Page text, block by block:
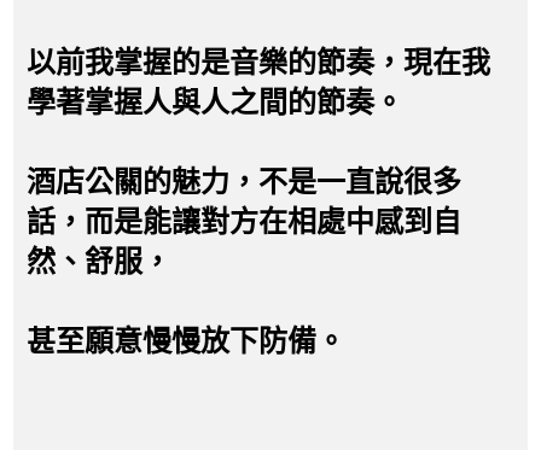
以前我掌握的是音樂的節奏，現在我
學著掌握人與人之間的節奏。
酒店公關的魅力，不是一直說很多
話，而是能讓對方在相處中感到自
然、舒服，
甚至願意慢慢放下防備。